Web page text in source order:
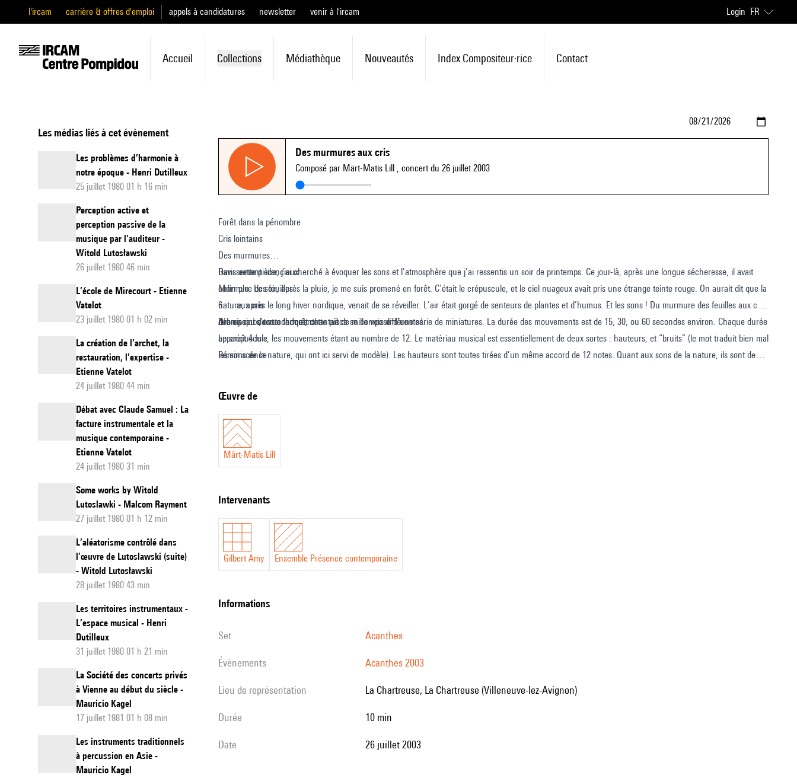
l'ircam carrière & offres d'emploi appels à candidatures newsletter venir à l'ircam Login FR
Accueil Collections Médiathèque Nouveautés Index Compositeur·rice Contact
Les médias liés à cet évènement
Les problèmes d’harmonie à
notre époque - Henri Dutilleux
25 juillet 1980 01 h 16 min
Perception active et
perception passive de la
musique par l’auditeur -
Witold Lutosławski
26 juillet 1980 46 min
L’école de Mirecourt - Etienne
Vatelot
23 juillet 1980 01 h 02 min
La création de l’archet, la
restauration, l’expertise -
Etienne Vatelot
24 juillet 1980 44 min
Débat avec Claude Samuel : La
facture instrumentale et la
musique contemporaine -
Etienne Vatelot
24 juillet 1980 31 min
Some works by Witold
Lutoslawki - Malcom Rayment
27 juillet 1980 01 h 12 min
L’aléatorisme contrôlé dans
l’œuvre de Lutoslawski (suite)
- Witold Lutosławski
28 juillet 1980 43 min
Les territoires instrumentaux -
L’espace musical - Henri
Dutilleux
31 juillet 1980 01 h 21 min
La Société des concerts privés
à Vienne au début du siècle -
Mauricio Kagel
17 juillet 1981 01 h 08 min
Les instruments traditionnels
à percussion en Asie -
Mauricio Kagel
Des murmures aux cris
Composé par Märt-Matis Lill , concert du 26 juillet 2003
Forêt dans la pénombre
Cris lointains
Des murmures…
Ravissement silencieux
Murmure des feuilles
6.… aux cris
Arbres qui s’entrechoquent
Le crépuscule
Réminiscence
Dans cette pièce, j’ai cherché à évoquer les sons et l’atmosphère que j’ai ressentis un soir de printemps. Ce jour-là, après une longue sécheresse, il avait
enfin plu. Le soir, après la pluie, je me suis promené en forêt. C’était le crépuscule, et le ciel nuageux avait pris une étrange teinte rouge. On aurait dit que la
nature, après le long hiver nordique, venait de se réveiller. L’air était gorgé de senteurs de plantes et d’humus. Et les sons ! Du murmure des feuilles aux cris
des oiseaux, toute la forêt chantait de mille voix différentes.
D’un point de vue formel, cette pièce se compose d’une série de miniatures. La durée des mouvements est de 15, 30, ou 60 secondes environ. Chaque durée
apparaît 4 fois, les mouvements étant au nombre de 12. Le matériau musical est essentiellement de deux sortes : hauteurs, et “bruits” (le mot traduit bien mal
les sons de la nature, qui ont ici servi de modèle). Les hauteurs sont toutes tirées d’un même accord de 12 notes. Quant aux sons de la nature, ils sont de
Œuvre de
Märt-Matis Lill
intervenants
Gilbert Amy Ensemble Présence contemporaine
informations
set Acanthes
évènements Acanthes 2003
Lieu de représentation La Chartreuse, La Chartreuse (Villeneuve-lez-Avignon)
durée 10 min
date 26 juillet 2003